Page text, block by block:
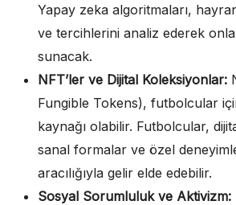
Yapay zeka algoritmaları,
ve tercihlerini analiz ederek
sunacak.
NFT’ler ve Dijital Koleksiyonlar:
Fungible Tokens), futbolcular
kaynağı olabilir. Futbolcular,
sanal formalar ve özel
aracılığıyla gelir elde edebilir.
Sosyal Sorumluluk ve Aktivizm: